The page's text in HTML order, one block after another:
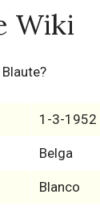
Wiki
1-3-1952
Belga
Blanco